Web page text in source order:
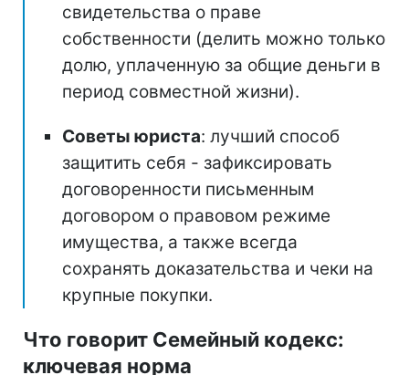
свидетельства о праве
собственности (делить можно только
долю, уплаченную за общие деньги в
период совместной жизни).
Советы юриста: лучший способ
защитить себя - зафиксировать
договоренности письменным
договором о правовом режиме
имущества, а также всегда
сохранять доказательства и чеки на
крупные покупки.
Что говорит Семейный кодекс:
ключевая норма